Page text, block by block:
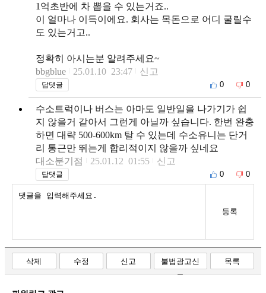
1억초반에 차 뽑을 수 있는거죠..
이 얼마나 이득이에요. 회사는 목돈으로 어디 굴릴수
도 있는거고..
정확히 아시는분 알려주세요~
bbgblue
25.01.10 23:47 신고
답댓글 0 0
수소트럭이나 버스는 아마도 일반일을 나가기가 쉽
지 않을거 같아서 그런게 아닐까 싶습니다. 한번 완충
하면 대략 500-600km 탈 수 있는데 수소유니는 단거
리 통근만 뛰는게 합리적이지 않을까 싶네요
대소분기점
25.01.12 01:55 신고
답댓글 0 0
등록
삭제 수정 신고
불법광고신
고
목록